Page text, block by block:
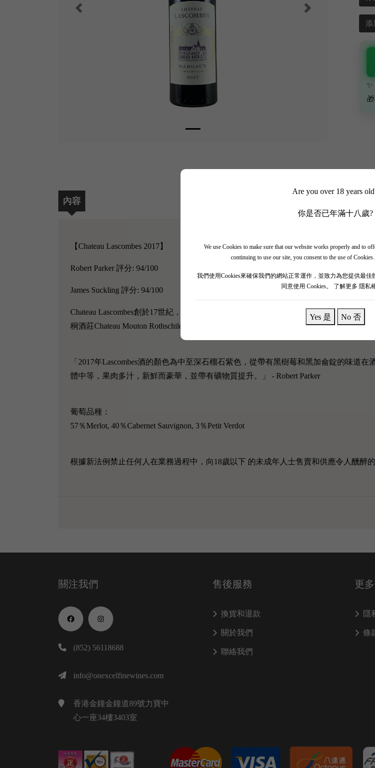
Are you over 18 years
你是否已年滿十八歲?
We use Cookies to make sure that our website works properly and to
continuing to use our site, you consent to the use of Cookies.
我們使用Cookies來確保我們的網站正常運作，並致力為您提供最
同意使用 Cookies。 了解更多 隱私
Yes 是 No 否
添
內容
【Chateau Lascombes 2017】
Robert Parker 評分: 94/100
James Suckling 評分: 94/100
Chateau Lascombes創於17世紀，位於法國波爾多瑪歌Margaux產區，同著名既瑪歌酒
桐酒莊Chateau Mouton Rothschild一齊被列為二級名莊，葡萄酒品質非常高。
「2017年Lascombes酒的顏色為中至深石榴石紫色，從帶有黑樹莓和黑加侖錠的味道
體中等，果肉多汁，新鮮而豪華，並帶有礦物質提升。」 - Robert Parker
葡萄品種：
57％Merlot, 40％Cabernet Sauvignon, 3％Petit Verdot
根據新法例禁止任何人在業務過程中，向18歲以下 的未成年人士售賣和供應令人醺醉
關注我們
(852) 56118688
info@onexcelfinewines.com
香港金鐘金鐘道89號力寶中
心一座34樓3403室
售後服務
換貨和退款
關於我們
聯絡我們
更
隱
條